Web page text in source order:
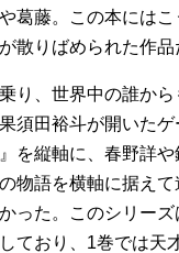
葛藤。この本には
散りばめられた作品
り、世界中の誰か
須田裕斗が開いたゲ
を縦軸に、春野詳
物語を横軸に据え
った。このシリー
ており、1巻では天